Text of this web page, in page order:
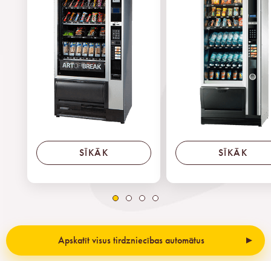
SĪKĀK SĪKĀK
Apskatīt visus tirdzniecības automātus